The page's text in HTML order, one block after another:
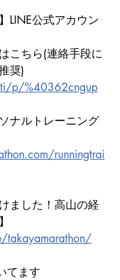
LINE公式アカウン
こちら(連絡手段に
奨)
p/%40362cngup
ナルトレーニング
runningtrai
ました！高山の経
takayamarathon/
てます